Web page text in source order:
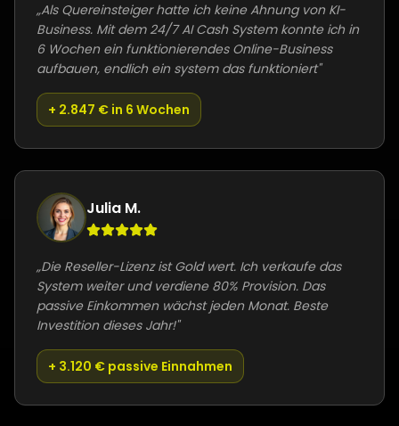
„Als Quereinsteiger hatte ich keine Ahnung von KI-
Business. Mit dem 24/7 AI Cash System konnte ich in
6 Wochen ein funktionierendes Online-Business
aufbauen, endlich ein system das funktioniert"
+ 2.847 € in 6 Wochen
Julia M.
„Die Reseller-Lizenz ist Gold wert. Ich verkaufe das
System weiter und verdiene 80% Provision. Das
passive Einkommen wächst jeden Monat. Beste
Investition dieses Jahr!"
+ 3.120 € passive Einnahmen